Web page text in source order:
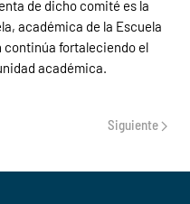
de dicho comité es la
académica de la Escuela
continúa fortaleciendo el
académica.
Siguiente